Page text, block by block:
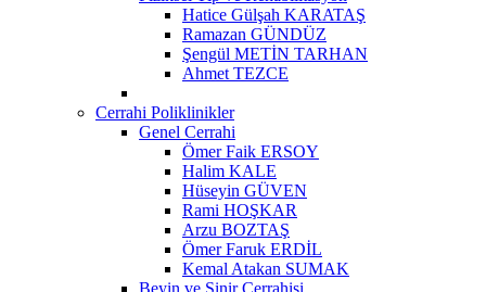
Hatice Gülşah KARATAŞ
Ramazan GÜNDÜZ
Şengül METİN TARHAN
Ahmet TEZCE
Cerrahi Poliklinikler
Genel Cerrahi
Ömer Faik ERSOY
Halim KALE
Hüseyin GÜVEN
Rami HOŞKAR
Arzu BOZTAŞ
Ömer Faruk ERDİL
Kemal Atakan SUMAK
Beyin ve Sinir Cerrahisi